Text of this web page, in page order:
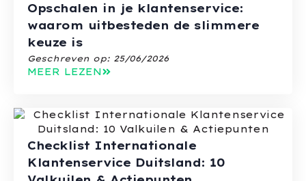
Opschalen in je klantenservice:
waarom uitbesteden de slimmere
keuze is
Geschreven op: 25/06/2026
MEER LEZEN
Checklist Internationale
Klantenservice Duitsland: 10